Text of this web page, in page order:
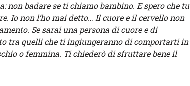
non badare se ti chiamo bambino. E spero che tu
Io non l’ho mai detto… Il cuore e il cervello non
Se sarai una persona di cuore e di
tra quelli che ti ingiungeranno di comportarti in
o femmina. Ti chiederò di sfruttare bene il